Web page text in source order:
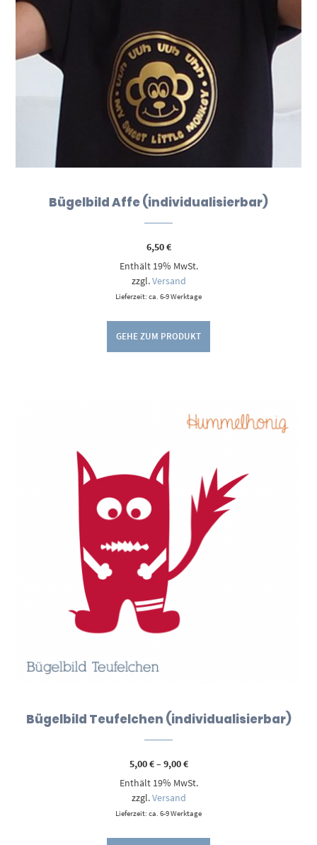
Bügelbild Affe (individualisierbar)
6,50€
Enthält 19% MwSt.
zzgl.Versand
Lieferzeit: ca. 6-9 Werktage
GEHE ZUM PRODUKT
Bügelbild Teufelchen (individualisierbar)
5,00€–9,00€Preisspanne:
bis
Enthält 19% MwSt.
zzgl.Versand
Lieferzeit: ca. 6-9 Werktage